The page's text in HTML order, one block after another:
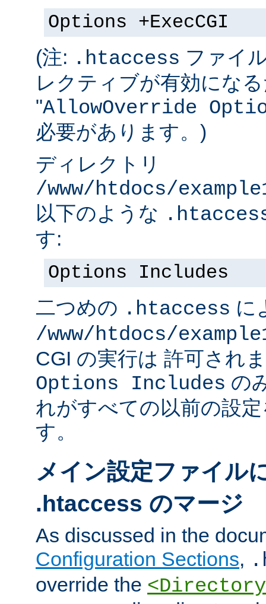
Options +ExecCGI
(注: .htaccess ファイ
レクティブが有効にな
"AllowOverride
必要があります。)
ディレクトリ
/www/htdocs/
以下のような
す:
Options Includes
二つめの .htaccess に
/www/htdocs/
CGI の実行は 許可され
Options Includes の
れがすべての以前の設
す。
メイン設定ファイル
.htaccess のマージ
As discussed in the
Configuration Sections,
override the